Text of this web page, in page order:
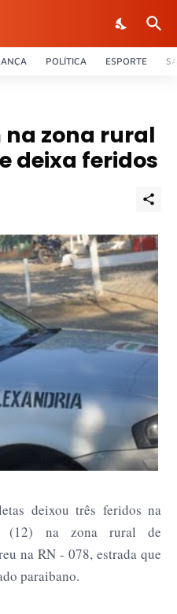
POLÍTICA ESPORTE
na zona rural
deixa feridos
deixou três feridos na
(12) na zona rural de
na RN - 078, estrada que
paraibano.